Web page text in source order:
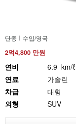
단종 수입/영국
2억4,800 만원
연비
6.9 km/ℓ
연료
가솔린
차급
대형
외형
SUV